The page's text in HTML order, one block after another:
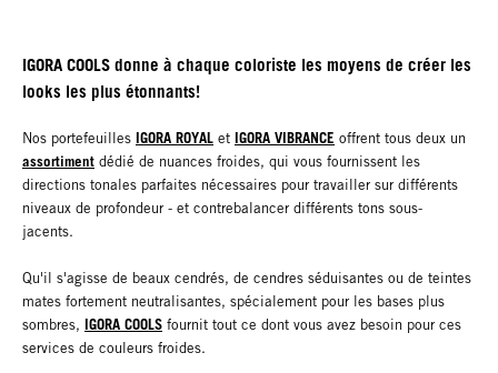
IGORA COOLS donne à chaque coloriste les moyens de créer les
looks les plus étonnants!
Nos portefeuilles IGORA ROYAL et IGORA VIBRANCE offrent tous deux un
assortiment dédié de nuances froides, qui vous fournissent les
directions tonales parfaites nécessaires pour travailler sur différents
niveaux de profondeur - et contrebalancer différents tons sous-
jacents.
Qu'il s'agisse de beaux cendrés, de cendres séduisantes ou de teintes
mates fortement neutralisantes, spécialement pour les bases plus
sombres, IGORA COOLS fournit tout ce dont vous avez besoin pour ces
services de couleurs froides.